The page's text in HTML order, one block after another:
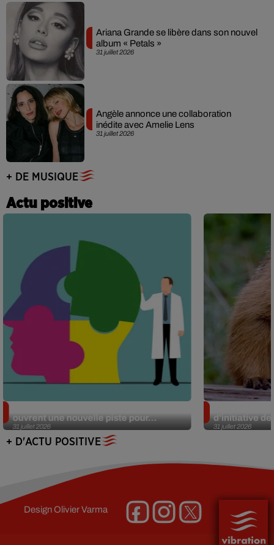
31 juillet 2026
Ariana Grande se libère dans son nouvel
album « Petals »
31 juillet 2026
Angèle annonce une collaboration
inédite avec Amelie Lens
+ DE MUSIQUE
Actu positive
31 juillet 2026
ouvrent une nouvelle piste pour...
31 juillet 2026
d’initiative
+ D'ACTU POSITIVE
DesignOlivier Varma